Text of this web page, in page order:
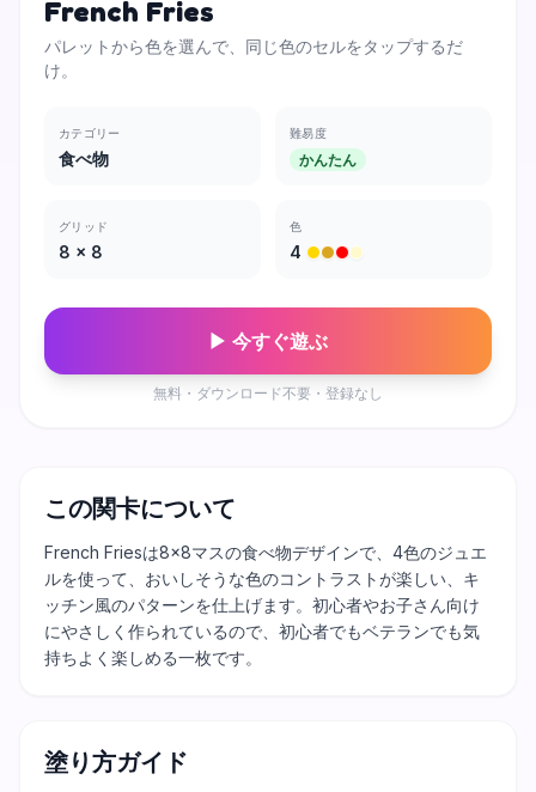
French Fries
パレットから色を選んで、同じ色のセルをタップするだ
け。
カテゴリー
食べ物
難易度
かんたん
グリッド
8 × 8
色
4
▶ 今すぐ遊ぶ
無料・ダウンロード不要・登録なし
この関卡について
French Friesは8×8マスの食べ物デザインで、4色のジュエ
ルを使って、おいしそうな色のコントラストが楽しい、キ
ッチン風のパターンを仕上げます。初心者やお子さん向け
にやさしく作られているので、初心者でもベテランでも気
持ちよく楽しめる一枚です。
塗り方ガイド